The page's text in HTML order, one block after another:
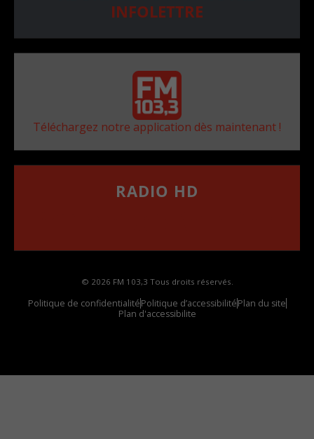
INFOLETTRE
Téléchargez notre application dès maintenant !
RADIO HD
© 2026 FM 103,3 Tous droits réservés.
Politique de confidentialitéPolitique d’accessibilitéPlan du site
Plan d'accessibilite